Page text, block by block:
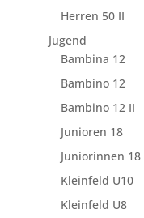
Herren 50 II
Jugend
Bambina 12
Bambino 12
Bambino 12 II
Junioren 18
Juniorinnen 18
Kleinfeld U10
Kleinfeld U8